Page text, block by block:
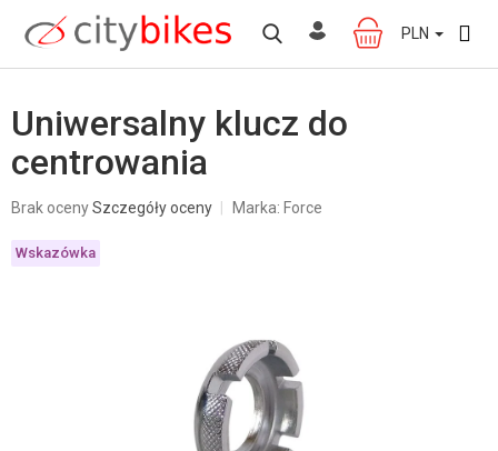
treści
KOSZYK
PLN
Uniwersalny klucz do
centrowania
Średnia
produktu
wynosi
Brak ocenySzczegóły oceny Marka: Force
Wskazówka